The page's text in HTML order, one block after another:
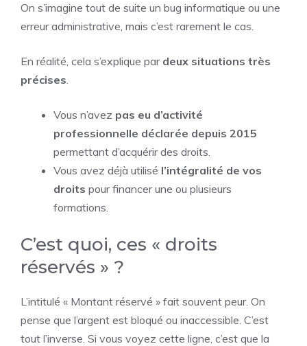
On s’imagine tout de suite un bug informatique ou une
erreur administrative, mais c’est rarement le cas.
En réalité, cela s’explique par deux situations très
précises.
Vous n’avez pas eu d’activité
professionnelle déclarée depuis 2015
permettant d’acquérir des droits.
Vous avez déjà utilisé l’intégralité de vos
droits pour financer une ou plusieurs
formations.
C’est quoi, ces « droits
réservés » ?
L’intitulé « Montant réservé » fait souvent peur. On
pense que l’argent est bloqué ou inaccessible. C’est
tout l’inverse. Si vous voyez cette ligne, c’est que la